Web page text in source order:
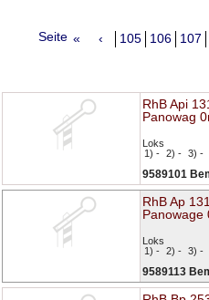
Seite « ‹ 105 106 107
RhB Api
Panowag
Loks
1) - 2) - 3) -
9589101
RhB Ap
Panowage
Loks
1) - 2) - 3) -
9589113